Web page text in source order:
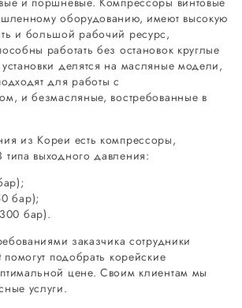
оборудованию, имеют высокую
и большой рабочий ресурс,
работать без остановок круглые
делятся на масляные модели,
для работы с
и безмасляные, востребованные в
из Кореи есть компрессоры,
выходного давления:
бар);
бар).
заказчика сотрудники
подобрать корейские
цене. Своим клиентам мы
услуги.